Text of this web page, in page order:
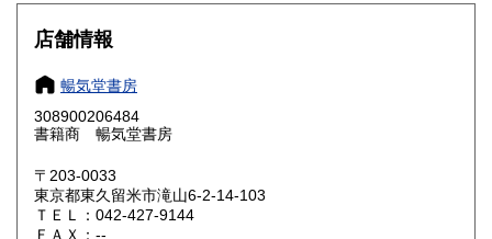
大阪府
奈良県
鳥取県
岡山県
山口県 180円
店舗情報
暢気堂書房
308900206484
書籍商 暢気堂書房
〒203-0033
東京都東久留米市滝山6-2-14-103
ＴＥＬ：042-427-9144
ＦＡＸ：--